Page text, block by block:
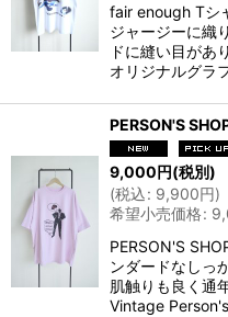
fair enough Tシ
ジャージーに織
ドに縫い目があ
オリジナルグラ
PERSON'S
9,000 円(税別)
(税込: 9,900円)
希望小売価格:
PERSON'S
ンダードなしっ
肌触りも良く通
Vintage